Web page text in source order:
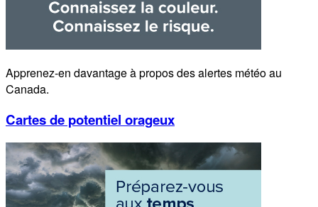
Apprenez-en davantage à propos des alertes météo au
Canada.
Cartes de potentiel orageux